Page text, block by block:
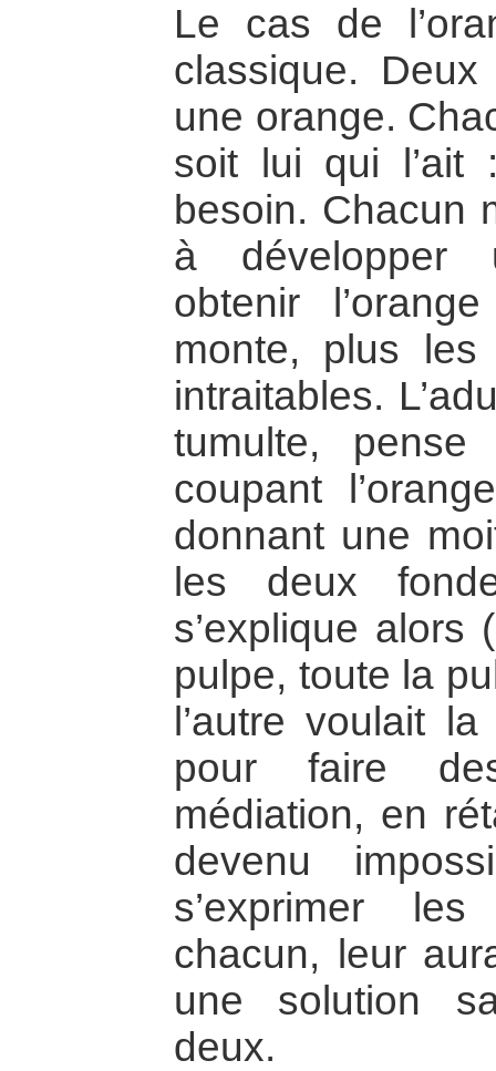
Le cas de
classique.
une orange.
soit lui qui l’ait
besoin. Chacun
à développer
obtenir
monte, plus les
intraitables.
tumulte,
coupant
donnant une
les deux
s’explique alors
pulpe, toute la
l’autre voulait
pour faire
médiation, en
devenu
s’exprimer
chacun, leur
une solution
deux.